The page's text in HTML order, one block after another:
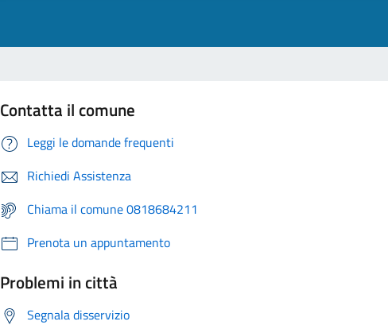
Contatta il comune
Leggi le domande frequenti
Richiedi Assistenza
Chiama il comune 0818684211
Prenota un appuntamento
Problemi in città
Segnala disservizio